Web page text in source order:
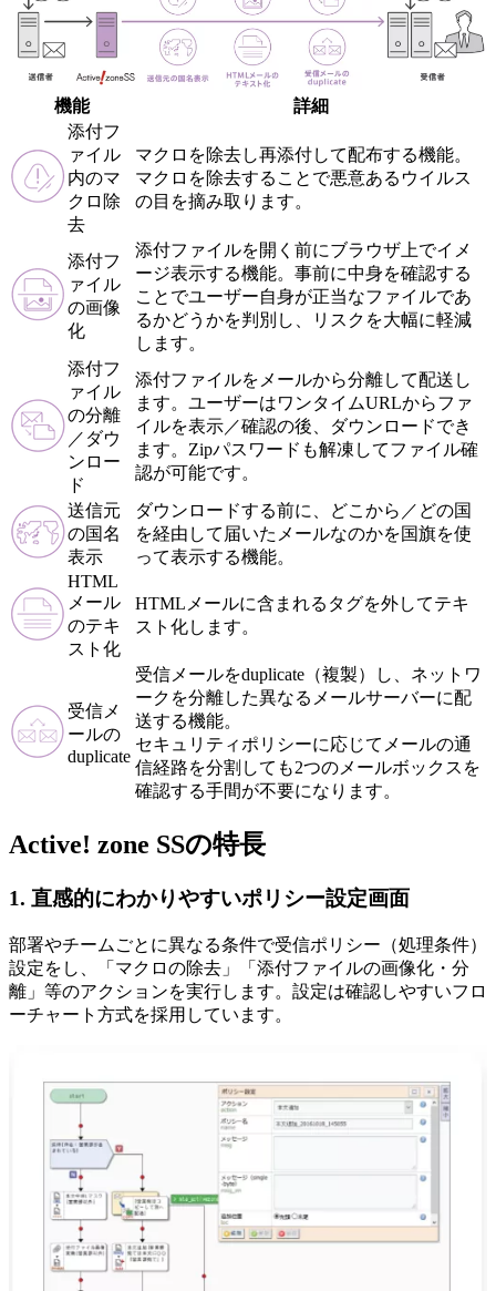
機能
詳細
添付フ
ァイル
内のマ
クロ除
去
マクロを除去し再添付して配布する機能。
マクロを除去することで悪意あるウイルス
の目を摘み取ります。
添付フ
ァイル
の画像
化
添付ファイルを開く前にブラウザ上でイメ
ージ表示する機能。事前に中身を確認する
ことでユーザー自身が正当なファイルであ
るかどうかを判別し、リスクを大幅に軽減
します。
添付フ
ァイル
の分離
／ダウ
ンロー
ド
添付ファイルをメールから分離して配送し
ます。ユーザーはワンタイムURLからファ
イルを表示／確認の後、ダウンロードでき
ます。Zipパスワードも解凍してファイル確
認が可能です。
送信元
の国名
表示
ダウンロードする前に、どこから／どの国
を経由して届いたメールなのかを国旗を使
って表示する機能。
HTML
メール
のテキ
スト化
HTMLメールに含まれるタグを外してテキ
スト化します。
受信メ
ールの
duplicate
受信メールをduplicate（複製）し、ネットワ
ークを分離した異なるメールサーバーに配
送する機能。
セキュリティポリシーに応じてメールの通
信経路を分割しても2つのメールボックスを
確認する手間が不要になります。
Active! zone SSの特長
1. 直感的にわかりやすいポリシー設定画面
部署やチームごとに異なる条件で受信ポリシー（処理条件）
設定をし、「マクロの除去」「添付ファイルの画像化・分
離」等のアクションを実行します。設定は確認しやすいフロ
ーチャート方式を採用しています。